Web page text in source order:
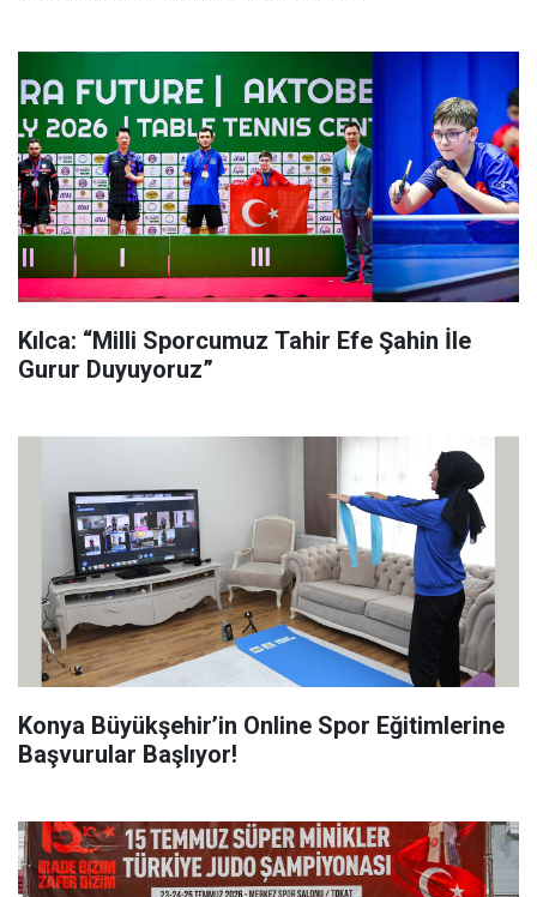
Kılca: “Milli Sporcumuz Tahir Efe Şahin İle
Gurur Duyuyoruz”
Konya Büyükşehir’in Online Spor Eğitimlerine
Başvurular Başlıyor!